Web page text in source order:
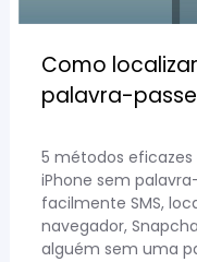
Como
palavra-
5 métodos
iPhone sem
facilmente SMS,
navegador,
alguém sem uma